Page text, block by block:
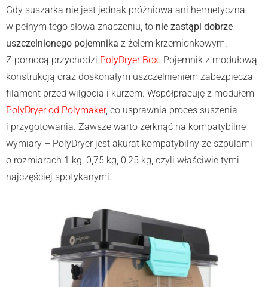
Gdy suszarka nie jest jednak próżniowa ani hermetyczna
w pełnym tego słowa znaczeniu, to nie zastąpi dobrze
uszczelnionego pojemnika z żelem krzemionkowym.
Z pomocą przychodzi PolyDryer Box. Pojemnik z modułową
konstrukcją oraz doskonałym uszczelnieniem zabezpiecza
filament przed wilgocią i kurzem. Współpracuję z modułem
PolyDryer od Polymaker, co usprawnia proces suszenia
i przygotowania. Zawsze warto zerknąć na kompatybilne
wymiary – PolyDryer jest akurat kompatybilny ze szpulami
o rozmiarach 1 kg, 0,75 kg, 0,25 kg, czyli właściwie tymi
najczęściej spotykanymi.